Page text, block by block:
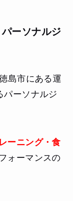
ーソナルジ
島市にある運
パーソナルジ
ーニング・食
ォーマンスの